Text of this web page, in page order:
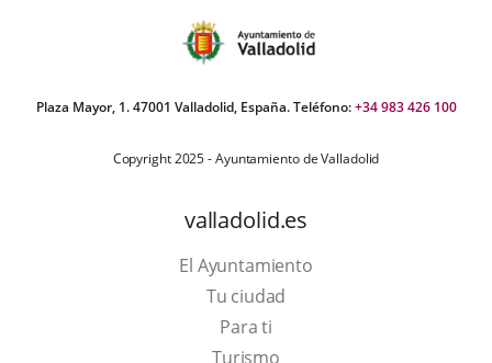
Plaza Mayor, 1. 47001 Valladolid, España. Teléfono:+34 983 426 100
Copyright 2025 - Ayuntamiento de Valladolid
valladolid.es
El Ayuntamiento
Tu ciudad
Para ti
TurismoThis